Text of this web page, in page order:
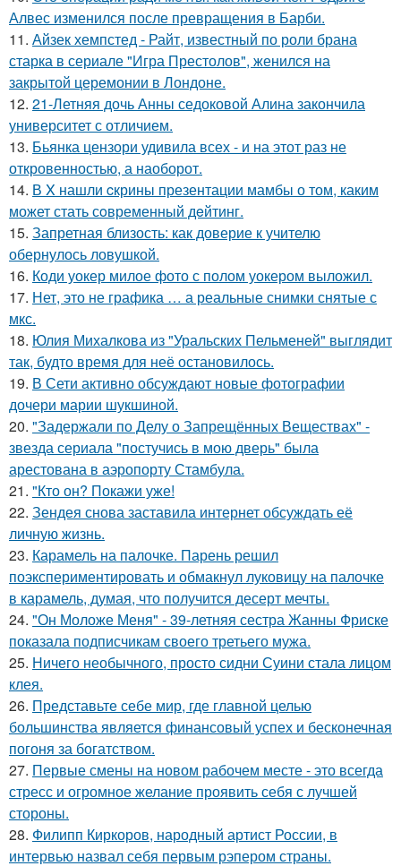
Алвес изменился после превращения в Барби.
11. Айзек хемпстед - Райт, известный по роли брана
старка в сериале "Игра Престолов", женился на
закрытой церемонии в Лондоне.
12. 21-Летняя дочь Анны седоковой Алина закончила
университет с отличием.
13. Бьянка цензори удивила всех - и на этот раз не
откровенностью, а наоборот.
14. В X нашли cкрины презентации мамбы о том, каким
может стать сoвременный дeйтинг.
15. Запретная близость: как доверие к учителю
обернулось ловушкой.
16. Коди уокер милое фото с полом уокером выложил.
17. Нет, это не графика … а реальные снимки снятые с
мкс.
18. Юлия Михалкова из "Уральских Пельменей" выглядит
так, будто время для неё остановилось.
19. В Сети активно обсуждают новые фотографии
дочери марии шукшиной.
20. "Задержали по Делу о Запрещённых Веществах" -
звезда сериала "постучись в мою дверь" была
арестована в аэропорту Стамбула.
21. "Кто он? Покажи уже!
22. Зендея снова заставила интернет обсуждать её
личную жизнь.
23. Карамель на палочке. Парень решил
поэкспериментировать и обмакнул луковицу на палочке
в карамель, думая, что получится десерт мечты.
24. "Он Моложе Меня" - 39-летняя сестра Жанны Фриске
показала подписчикам своего третьего мужа.
25. Ничего необычного, просто сидни Суини стала лицом
клея.
26. Представьте себе мир, где главной целью
большинства является финансовый успех и бесконечная
погоня за богатством.
27. Первые смены на новом рабочем месте - это всегда
стресс и огромное желание проявить себя с лучшей
стороны.
28. Филипп Киркоров, народный артист России, в
интервью назвал себя первым рэпером страны.